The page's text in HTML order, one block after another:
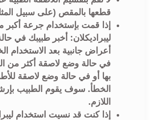
قطعها بالمقص (على سبيل
إذا قمت بإستخدام جرعة
ليبراديكلان: أخبر طبيبك في
أعراض جانبية بعد الاستخدام
في حالة وضع لاصقة أكثر من
بها أو في حالة وضع لاصقة
الخطأ. سوف يقوم الطبيب
اللازم.
إذا كنت قد نسيت استخدام